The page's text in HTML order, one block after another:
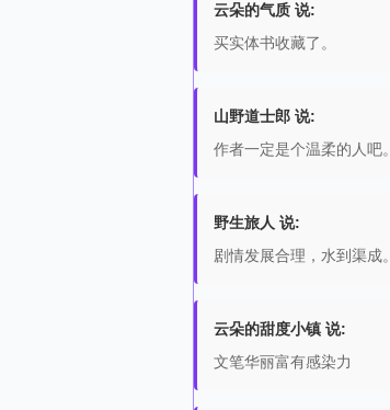
云朵的气质 说:
买实体书收藏了。
山野道士郎 说:
作者一定是个温柔的人吧。
野生旅人 说:
剧情发展合理，水到渠成。
云朵的甜度小镇 说:
文笔华丽富有感染力